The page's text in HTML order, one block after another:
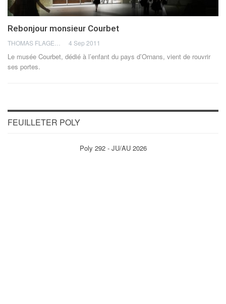
Rebonjour monsieur Courbet
4 Sep 2011
Le musée Courbet, dédié à l’enfant du pays d’Ornans, vient de rouvrir
ses portes.
FEUILLETER POLY
Poly 292 - JU/AU 2026